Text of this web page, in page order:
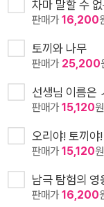
차마 말할 수
판매가16,200
토끼와 나무
판매가 25,200
선생님 이름은
판매가15,120원
오리야! 토끼야!
판매가15,120원
남극 탐험의 영
판매가16,200